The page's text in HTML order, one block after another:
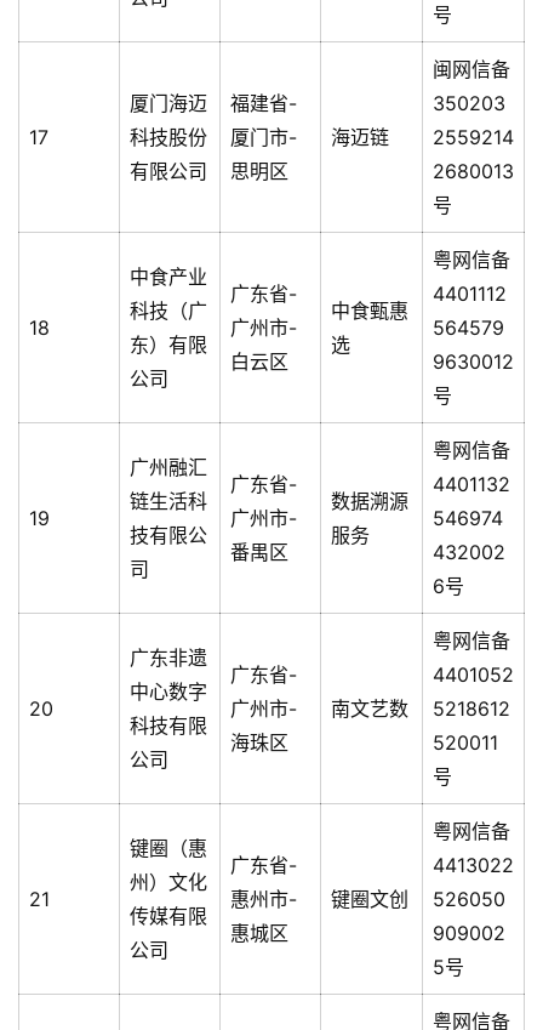
号
17
厦门海迈
科技股份
有限公司
福建省-
厦门市-
思明区
海迈链
闽网信备
350203
2559214
2680013
号
18
中食产业
科技（广
东）有限
公司
广东省-
广州市-
白云区
中食甄惠
选
粤网信备
4401112
564579
9630012
号
19
广州融汇
链生活科
技有限公
司
广东省-
广州市-
番禺区
数据溯源
服务
粤网信备
4401132
546974
432002
6号
20
广东非遗
中心数字
科技有限
公司
广东省-
广州市-
海珠区
南文艺数
粤网信备
4401052
5218612
520011
号
21
键圈（惠
州）文化
传媒有限
公司
广东省-
惠州市-
惠城区
键圈文创
粤网信备
4413022
526050
909002
5号
粤网信备